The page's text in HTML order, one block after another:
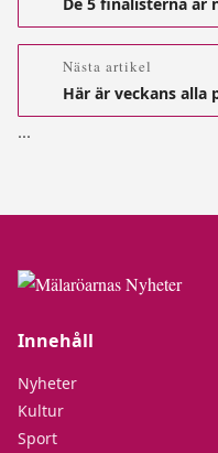
Nästa artikel
Här är veckans alla
...
Innehåll
Nyheter
Kultur
Sport